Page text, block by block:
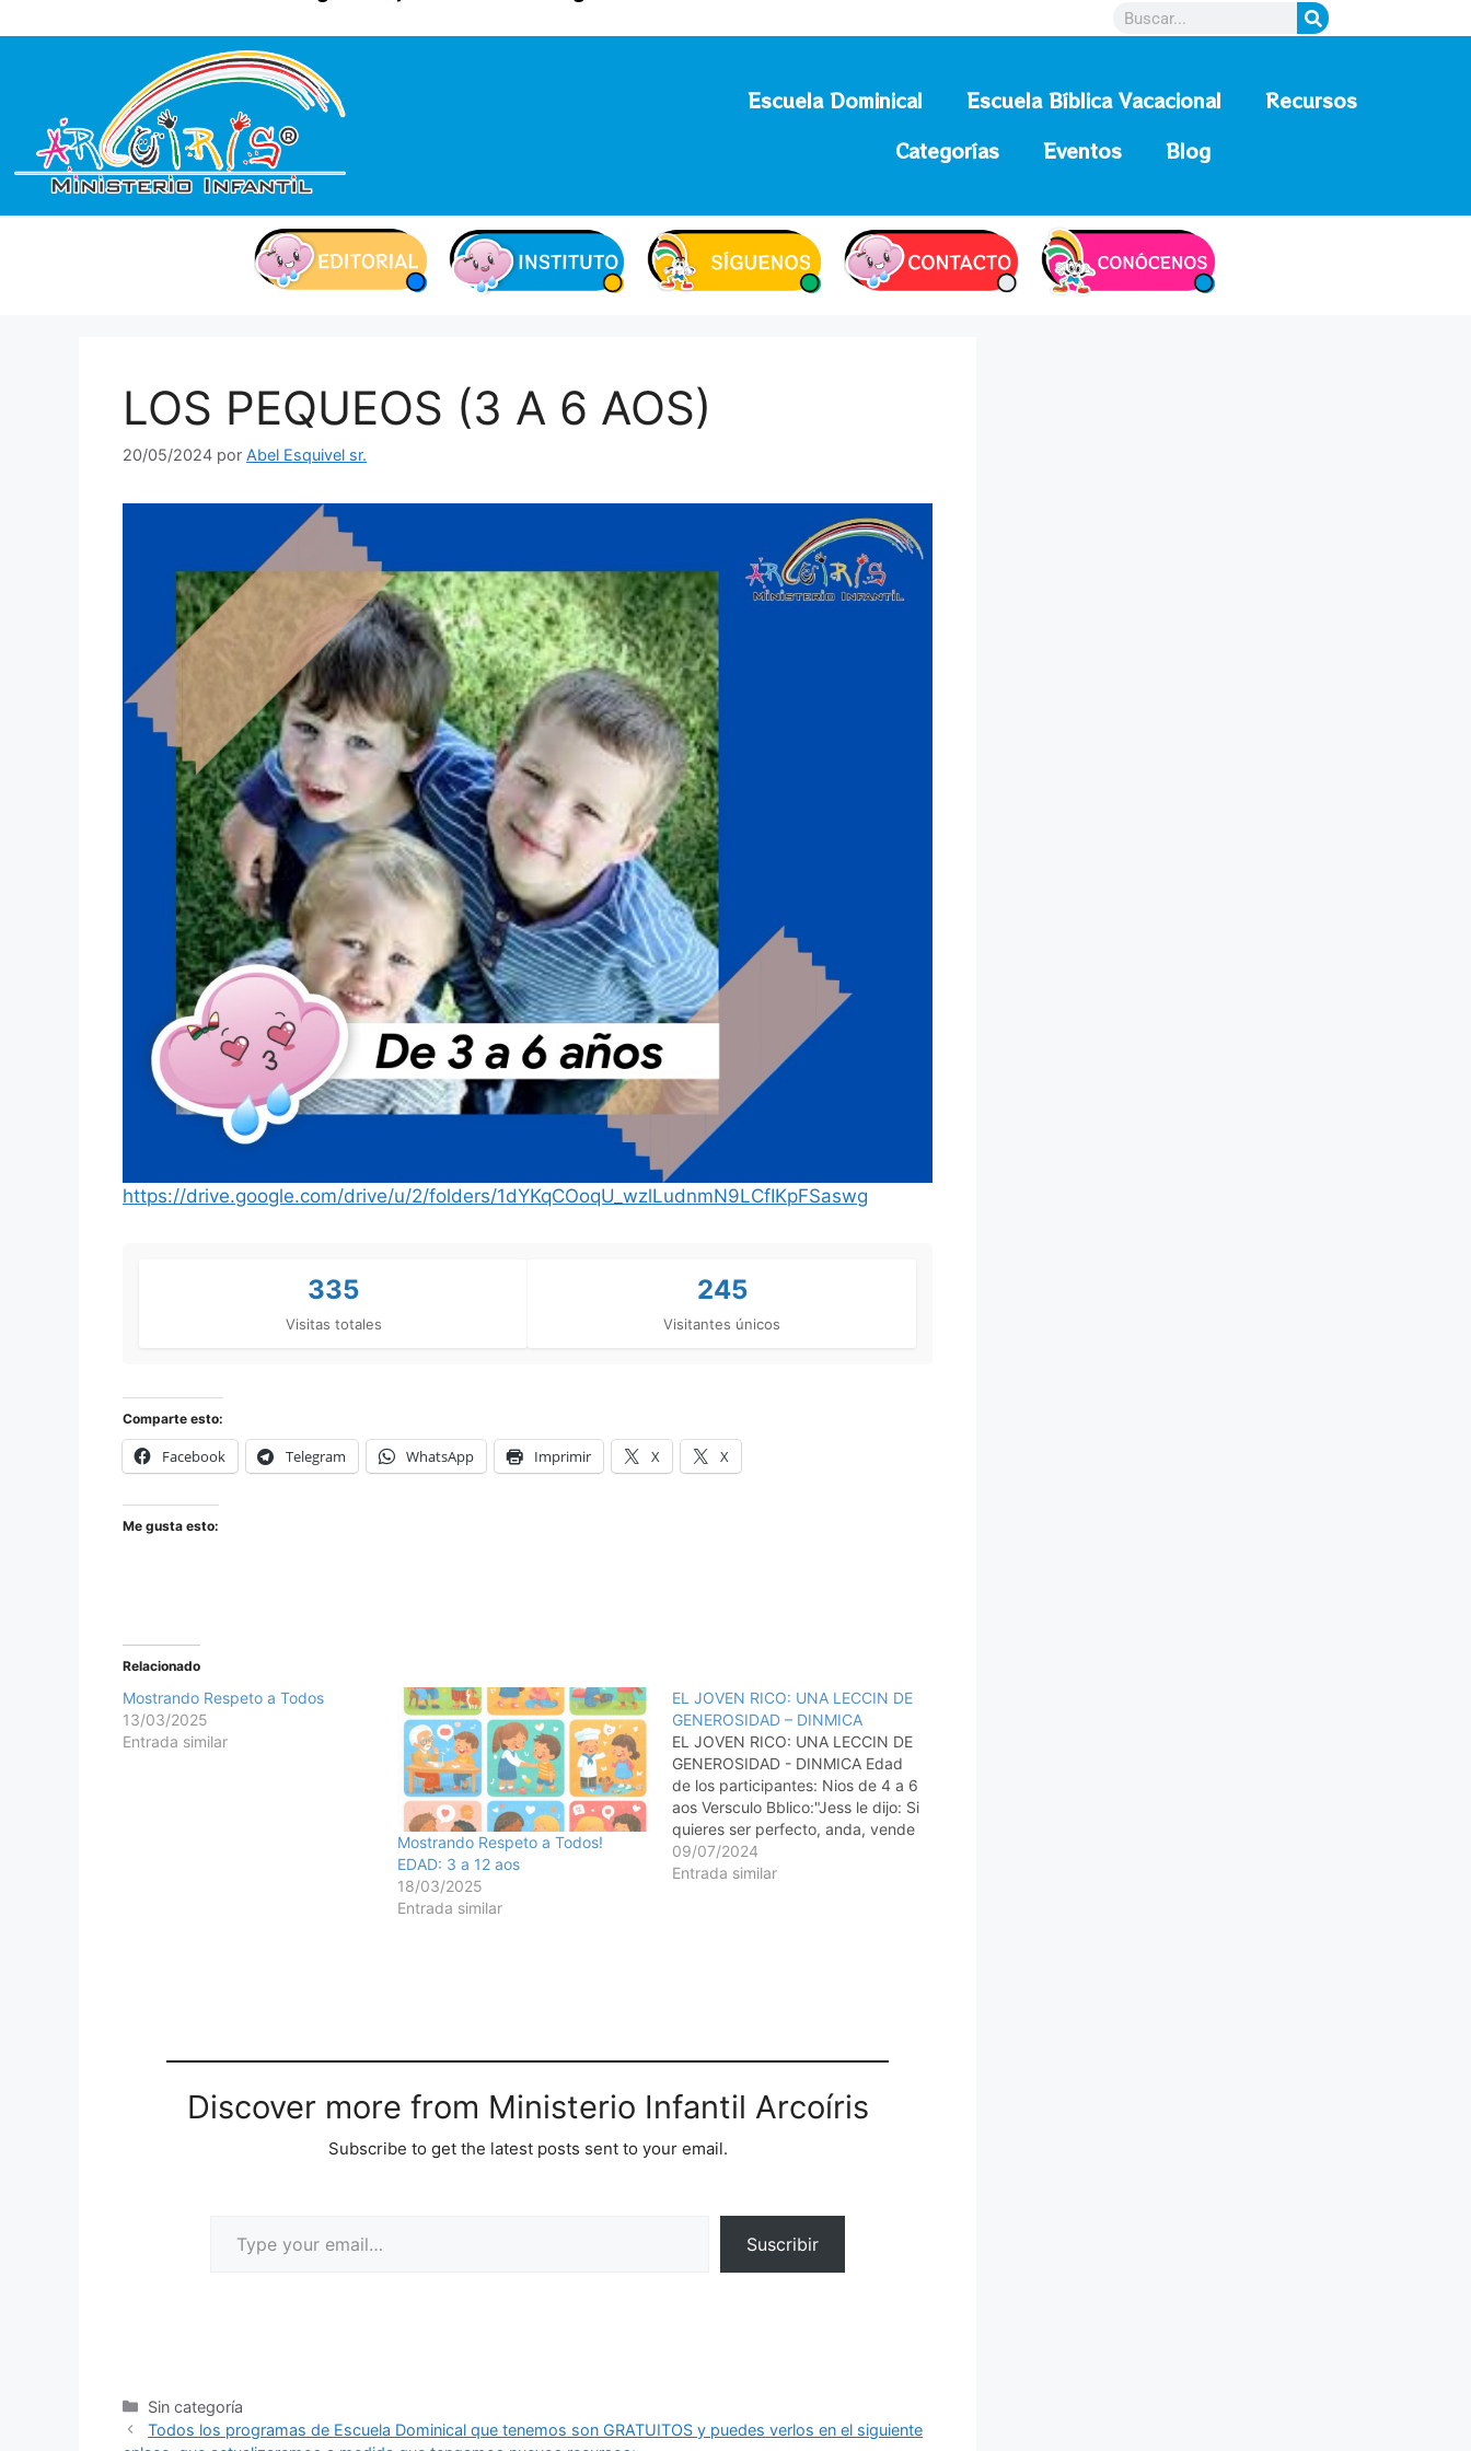
Escuela Dominical Escuela Bíblica Vacacional
Recursos
Categorías
Eventos Blog
LOS PEQUEOS (3 A 6 AOS)
20/05/2024 por Abel Esquivel sr.
https://drive.google.com/drive/u/2/folders/1dYKqCOoqU_wzlLudnmN9LCfIKpFSaswg
335
Visitas totales
245
Visitantes únicos
Comparte esto:
Facebook Telegram WhatsApp Imprimir X X
Me gusta esto:
Relacionado
Mostrando Respeto a Todos
13/03/2025
Entrada similar
Mostrando Respeto a Todos!
EDAD: 3 a 12 aos
18/03/2025
Entrada similar
EL JOVEN RICO: UNA LECCIN DE
GENEROSIDAD – DINMICA
EL JOVEN RICO: UNA LECCIN DE
GENEROSIDAD - DINMICA Edad
de los participantes: Nios de 4 a 6
aos Versculo Bblico:"Jess le dijo: Si
quieres ser perfecto, anda, vende
lo que tienes y dalo a los pobres, y
tendrs tesoro en el cielo; y ven,
09/07/2024
Entrada similar
Discover more from Ministerio Infantil Arcoíris
Subscribe to get the latest posts sent to your email.
Suscribir
Sin categoría
Todos los programas de Escuela Dominical que tenemos son GRATUITOS y puedes verlos en el siguiente